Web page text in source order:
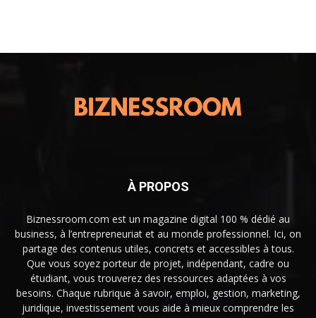
À PROPOS
Biznessroom.com est un magazine digital 100 % dédié au
business, à l’entrepreneuriat et au monde professionnel. Ici, on
partage des contenus utiles, concrets et accessibles à tous.
Que vous soyez porteur de projet, indépendant, cadre ou
étudiant, vous trouverez des ressources adaptées à vos
besoins. Chaque rubrique à savoir, emploi, gestion, marketing,
juridique, investissement vous aide à mieux comprendre les